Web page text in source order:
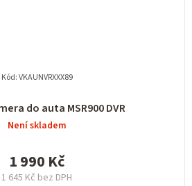
do auta MSR900 DVR
Není skladem
1 645 Kč bez DPH
1 990 Kč
Kód:VKAUNVRXXX89